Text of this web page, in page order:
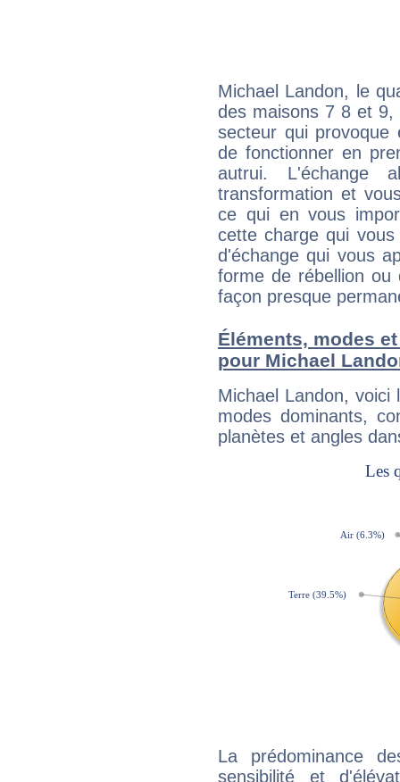
Michael Landon, le
des maisons 7 8 et
secteur qui provoque
de fonctionner en
autrui. L'échange
transformation et
ce qui en vous
cette charge qui
d'échange qui vous
forme de rébellion ou
façon presque
Éléments, modes
pour Michael
Michael Landon,
modes dominants,
planètes et angles
La prédominance
sensibilité et